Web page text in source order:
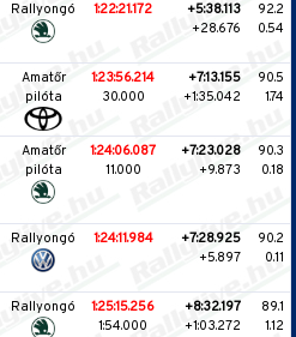
Rallyongó 1:22:21.172
+5:38.113
+28.676
92.2
0.54
Amatőr
pilóta
1:23:56.214
30.000
+7:13.155
+1:35.042
90.5
1.74
Amatőr
pilóta
1:24:06.087
11.000
+7:23.028
+9.873
90.3
0.18
Rallyongó 1:24:11.984
+7:28.925
+5.897
90.2
0.11
Rallyongó
1:25:15.256
1:54.000
+8:32.197
+1:03.272
89.1
1.12